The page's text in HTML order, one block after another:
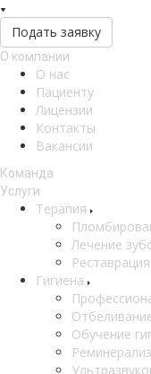
Подать заявку
О компании
О нас
Пациенту
Лицензии
Контакты
Вакансии
Команда
Услуги
Терапия
Лечение
Гигиена
Обучение